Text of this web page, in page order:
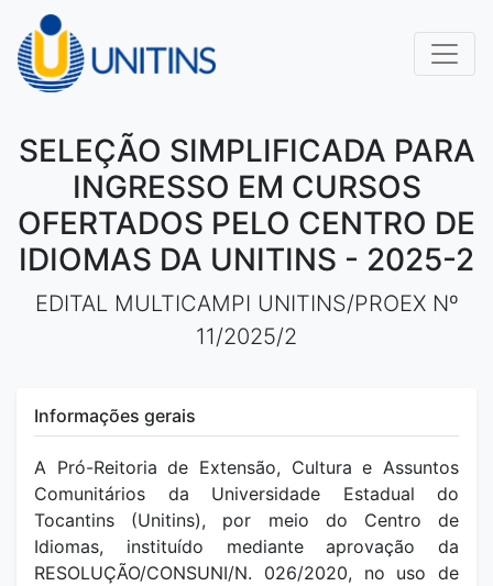
SELEÇÃO SIMPLIFICADA PARA
INGRESSO EM CURSOS
OFERTADOS PELO CENTRO DE
IDIOMAS DA UNITINS - 2025-2
EDITAL MULTICAMPI UNITINS/PROEX Nº
11/2025/2
Informações gerais
A Pró-Reitoria de Extensão, Cultura e Assuntos
Comunitários da Universidade Estadual do
Tocantins (Unitins), por meio do Centro de
Idiomas, instituído mediante aprovação da
RESOLUÇÃO/CONSUNI/N. 026/2020, no uso de